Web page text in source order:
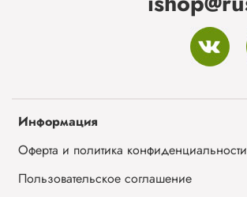
Информация
Оферта и политика конфиденциальности
Пользовательское соглашение